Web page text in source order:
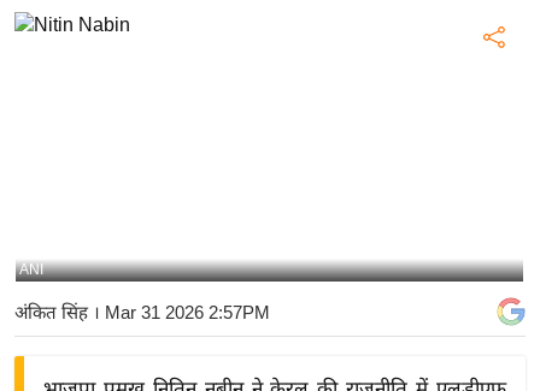
रा
य
बि
ज़
ANI
अंकित सिंह। Mar 31 2026 2:57PM